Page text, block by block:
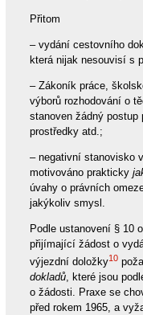
Přitom
– vydání cestovního
která nijak nesouvisí s
– Zákoník práce,
výborů rozhodování o
stanoven žádný postup
prostředky atd.;
– negativní stanovisko
motivováno prakticky
úvahy o právních
jakýkoliv smysl.
Podle ustanovení § 10
přijímající žádost o
výjezdní doložky10
dokladů, které jsou
o žádosti. Praxe se
před rokem 1965, a